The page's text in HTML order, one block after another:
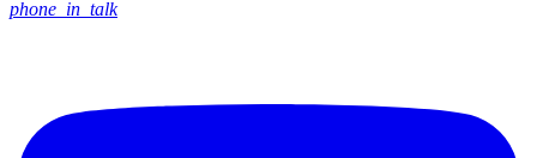
phone_in_talk